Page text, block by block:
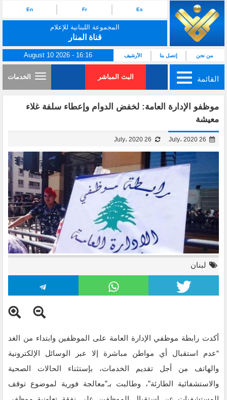
Es
Fr
En
المجموعة اللبنانية للإعلام
قناة المنار
من نحن إتصل بنا الأرشيف August 10 2026 - 16:16
القائمة البث المباشر الخدمات
موظفو الإدارة العامة: لخفض الدوام وإعطاء سلفة غلاء
معيشة
لبنان
أكدت رابطة موظفي الإدارة العامة على الموظفين وابتداء من الغد
“عدم استقبال أي مواطن مباشرة إلا عبر الوسائل الإلكترونية
والهاتف من أجل تقديم الخدمات، بإستثناء الحالات الصحية
والاستشفائية الطارئة”، وطالبت بـ”معالجة فورية لموضوع توقف